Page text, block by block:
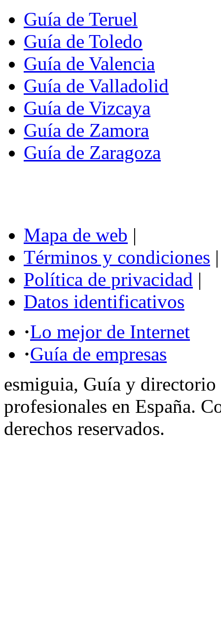
Guía de Teruel
Guía de Toledo
Guía de Valencia
Guía de Valladolid
Guía de Vizcaya
Guía de Zamora
Guía de Zaragoza
Mapa de web |
Términos y condiciones |
Política de privacidad |
Datos identificativos
·Lo mejor de Internet
·Guía de empresas
esmiguia, Guía y directorio
profesionales en España.
derechos reservados.